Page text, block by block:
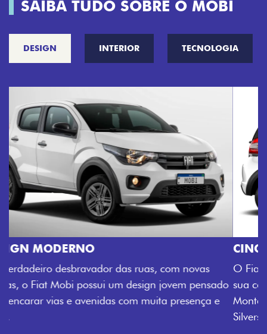
SAIBA TUDO SOBRE O MOBI
DESIGN INTERIOR TECNOLOGIA
CINCO OPÇÕES DE CORES
O Fiat Mobi tem sempre uma opção de cor que é a
sua cara. Escolha entre o Preto Vulcano, Vermelho
Montecarlo, Branco Banchisa, Prata Bari e Cinza
Silverstone.